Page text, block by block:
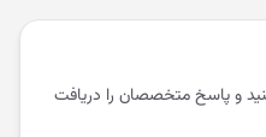
و پاسخ متخصصان را دریافت